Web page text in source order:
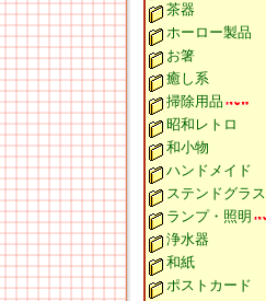
茶器
ホーロー製品
お箸
癒し系
掃除用品
昭和レトロ
和小物
ハンドメイド
ステンドグラス
ランプ・照明
浄水器
和紙
ポストカード